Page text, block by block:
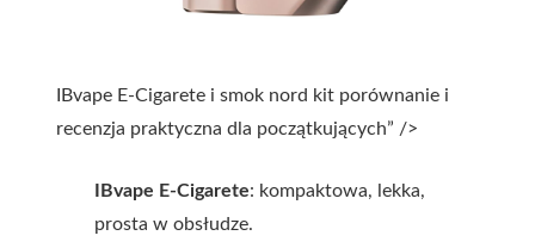
IBvape E-Cigarete i smok nord kit porównanie i
recenzja praktyczna dla początkujących” />
IBvape E-Cigarete: kompaktowa, lekka,
prosta w obsłudze.